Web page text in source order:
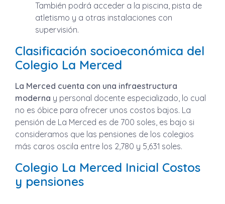
También podrá acceder a la piscina, pista de
atletismo y a otras instalaciones con
supervisión.
Clasificación socioeconómica del
Colegio La Merced
La Merced cuenta con una infraestructura
moderna y personal docente especializado, lo cual
no es óbice para ofrecer unos costos bajos. La
pensión de La Merced es de 700 soles, es bajo si
consideramos que las pensiones de los colegios
más caros oscila entre los 2,780 y 5,631 soles.
Colegio La Merced Inicial Costos
y pensiones